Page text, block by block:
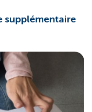
supplémentaire